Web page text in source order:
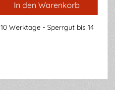
In den Warenkorb
Werktage - Sperrgut bis 14